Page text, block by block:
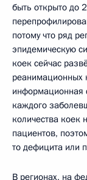
быть открыто до
потому что ряд
эпидемическую
коек сейчас
реанимационных
информационная
каждого
количества коек
пациентов,
то дефицита или
В регионах, на